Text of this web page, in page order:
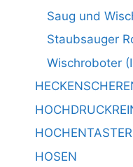
Saug und
Staubsauger
Wischroboter
HOCHENTASTER
HOSEN